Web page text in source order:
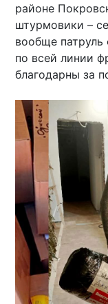
районе
штурмовики –
вообще
по всей линии
благодарны за